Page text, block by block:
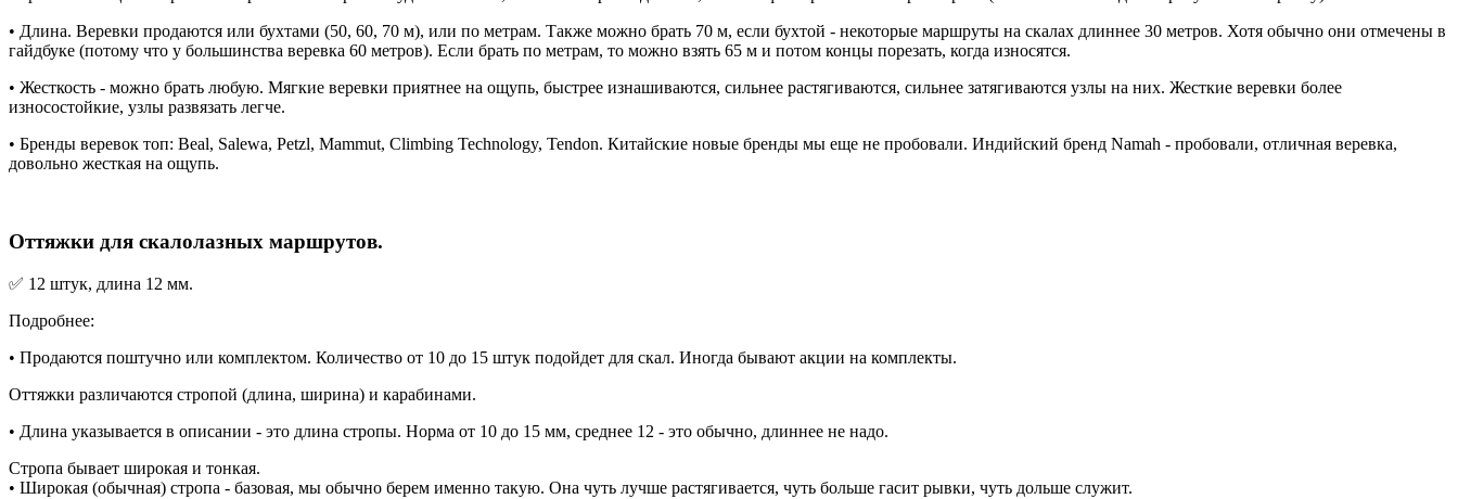
• Длина. Веревки продаются или бухтами (50, 60, 70 м), или по метрам. Также можно брать 70 м, если бухтой - некоторые маршруты на скалах длиннее 30 метров. Хотя обычно они отмечены в
гайдбуке (потому что у большинства веревка 60 метров). Если брать по метрам, то можно взять 65 м и потом концы порезать, когда износятся.
• Жесткость - можно брать любую. Мягкие веревки приятнее на ощупь, быстрее изнашиваются, сильнее растягиваются, сильнее затягиваются узлы на них. Жесткие веревки более
износостойкие, узлы развязать легче.
• Бренды веревок топ: Beal, Salewa, Petzl, Mammut, Climbing Technology, Tendon. Китайские новые бренды мы еще не пробовали. Индийский бренд Namah - пробовали, отличная веревка,
довольно жесткая на ощупь.
Оттяжки для скалолазных маршрутов.
✅ 12 штук, длина 12 мм.
Подробнее:
• Продаются поштучно или комплектом. Количество от 10 до 15 штук подойдет для скал. Иногда бывают акции на комплекты.
Оттяжки различаются стропой (длина, ширина) и карабинами.
• Длина указывается в описании - это длина стропы. Норма от 10 до 15 мм, среднее 12 - это обычно, длиннее не надо.
Стропа бывает широкая и тонкая.
• Широкая (обычная) стропа - базовая, мы обычно берем именно такую. Она чуть лучше растягивается, чуть больше гасит рывки, чуть дольше служит.